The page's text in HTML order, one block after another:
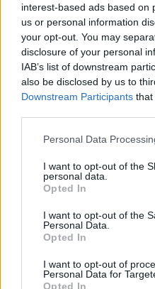
interest-based ads based on
us or personal information
your opt-out. You may
disclosure of your personal
IAB’s list of downstream
also be disclosed by us to
Downstream Participants that
Personal Data
I want to opt-out of the
personal data.
Opted In
I want to opt-out of the
Personal Data.
Opted In
I want to opt-out of
Personal Data for
Opted In
pē
mi
Saskaroties ar
2159 respondenti.
1818 pētījumā iesaistīto
„Sudocrem“ ne mazāk
izsitumu problēmām.